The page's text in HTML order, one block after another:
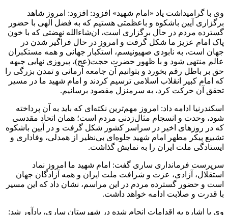
وی با گرامیداشت یاد «امام شهید» افزود: افزود: امروز شاهد
برگزاری آیین باشکوه و باعظمتی هستیم که به فضل الهی با حضور
گسترده مردم در حال برگزاری است، ان‌شاءالله نهضتی که با خون
پاک امام عزیز ما شکل گرفت و امروز در حال فراگیر شدن در
جهان است، به نابودی صهیونیسم، استکبار جهانی و همه مستکبران
عالم منتهی شود و با ظهور حضرت حجت(عج)، پیروزی نهایی جبهه
حق بر باطل رقم بخورد و بتوانیم آن جامعه آرمانی و تمدن بزرگی را
که امام کبیر انقلاب اسلامی ترسیم کردند و امام شهید ما در مسیر
تحقق آن حرکت کرد، به سرمنزل مقصود برسانیم.
اسکندرنیا ادامه داد: امروز مهم‌ترین نکته‌ای که باید به آن پرداخته
شود، وحدت و انسجام مثال‌زدنی مردم است؛ همان اتحاد مقدسی
که در روزهای اخیر در سراسر کشور شکل گرفت و در آیین باشکوه
تشییع پیکر مطهر امام شهید جلوه‌ای بی‌نظیر از همدلی، وفاداری و
ایستادگی ملت ایران را به نمایش گذاشت.
سرپرست فرمانداری ساری گفت: امام شهید ما امروز نماد
استقلال، آزادی، عزت و شرافت ملت ایران و همه آزادگان جهان
است و حضور گسترده مردم در این مراسم، نشان داد که این مسیر
با قدرت و صلابت ادامه خواهد داشت.
وی با اشاره به اقدامات انجام شده در شهرستان ساری، یادآور شد: